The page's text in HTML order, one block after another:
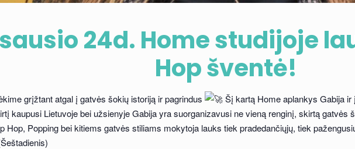
24d. Home studijoje
Hop šventė!
grįžtant atgal į gatvės šokių istoriją ir pagrindus
Šį kartą Home aplankys Gabija
kaupusi Lietuvoje bei užsienyje Gabija yra suorganizavusi ne vieną renginį, skirtą gatvės
Hop, Popping bei kitiems gatvės stiliams mokytoja lauks tiek pradedančiųjų, tiek